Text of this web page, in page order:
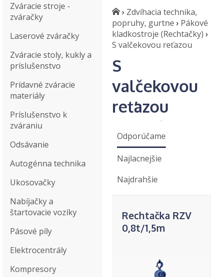
Zváracie stroje -
zváračky
Laserové zváračky
Zváracie stoly, kukly a
príslušenstvo
Prídavné zváracie
materiály
Príslušenstvo k
zváraniu
Odsávanie
Autogénna technika
Ukosovačky
Nabíjačky a
štartovacie vozíky
Pásové píly
Elektrocentrály
Kompresory
› Zdvíhacia technika,
popruhy, gurtne › Pákové
kladkostroje (Rechtačky) ›
S valčekovou reťazou
S
valčekovou
reťazou
Odporúčame
Najlacnejšie
Najdrahšie
Rechtačka RZV
0,8t/1,5m